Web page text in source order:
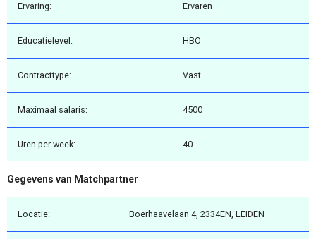
Ervaring: Ervaren
Educatielevel: HBO
Contracttype: Vast
Maximaal salaris: 4500
Uren per week: 40
Gegevens van Matchpartner
Locatie: Boerhaavelaan 4, 2334EN, LEIDEN